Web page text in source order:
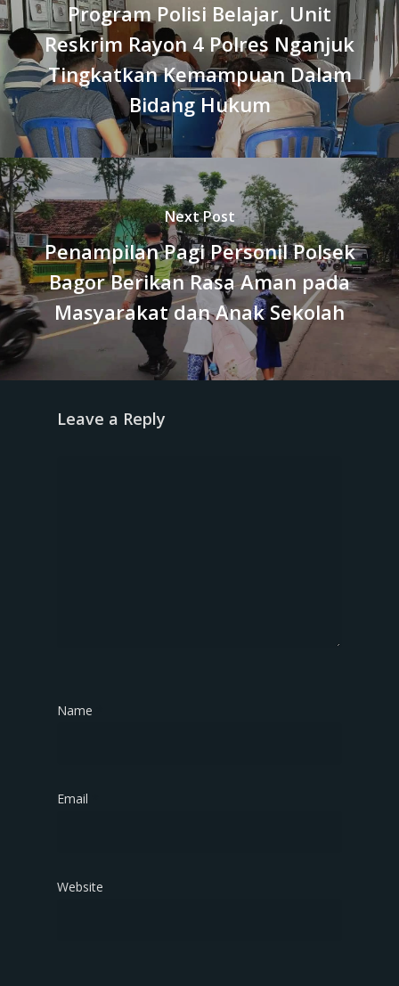
Program Polisi Belajar, Unit
Reskrim Rayon 4 Polres Nganjuk
Tingkatkan Kemampuan Dalam
Bidang Hukum
Next Post
Penampilan Pagi Personil Polsek
Bagor Berikan Rasa Aman pada
Masyarakat dan Anak Sekolah
Leave a Reply
Name
Email
Website